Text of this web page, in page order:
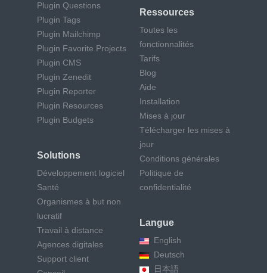
Plugin Questions
Plugin Tags
Plugin Mailchimp
Plugin Favorite Projects
Plugin CMS
Plugin Zenedit
Plugin Reporter
Plugin Resources
Plugin Budgets
Solutions
Développement logiciel
Santé
Organismes à but non
lucratif
Travail à distance
Agences digitales
Support client
Ressources
Toutes les
fonctionnalités
Tarifs
Blog
Aide
Installation
Mises à jour
Télécharger les mises à
jour
Conditions générales
Politique de
confidentialité
Langue
English
Deutsch
日本語